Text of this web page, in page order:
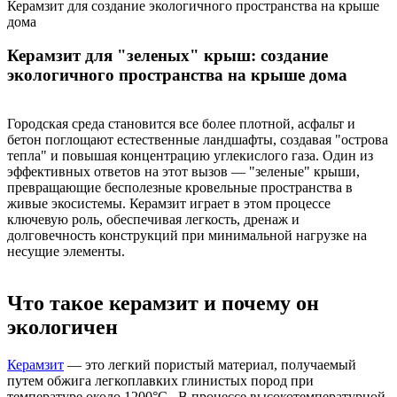
Керамзит для создание экологичного пространства на крыше
дома
Керамзит для "зеленых" крыш: создание
экологичного пространства на крыше дома
Городская среда становится все более плотной, асфальт и
бетон поглощают естественные ландшафты, создавая "острова
тепла" и повышая концентрацию углекислого газа. Один из
эффективных ответов на этот вызов — "зеленые" крыши,
превращающие бесполезные кровельные пространства в
живые экосистемы. Керамзит играет в этом процессе
ключевую роль, обеспечивая легкость, дренаж и
долговечность конструкций при минимальной нагрузке на
несущие элементы.
Что такое керамзит и почему он
экологичен
Керамзит — это легкий пористый материал, получаемый
путем обжига легкоплавких глинистых пород при